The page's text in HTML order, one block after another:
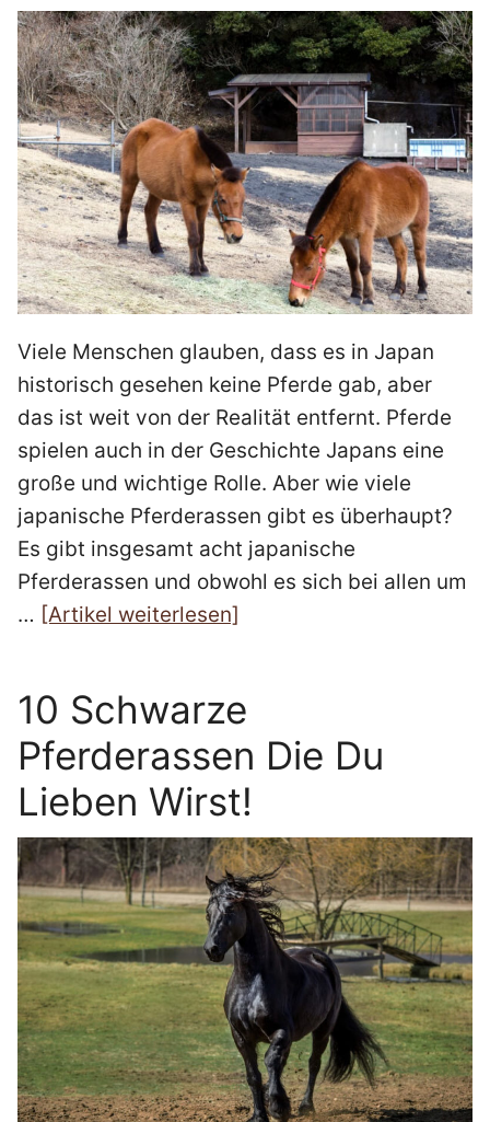
Viele Menschen glauben, dass es in Japan
historisch gesehen keine Pferde gab, aber
das ist weit von der Realität entfernt. Pferde
spielen auch in der Geschichte Japans eine
große und wichtige Rolle. Aber wie viele
japanische Pferderassen gibt es überhaupt?
Es gibt insgesamt acht japanische
Pferderassen und obwohl es sich bei allen um
… [Artikel weiterlesen]
10 Schwarze
Pferderassen Die Du
Lieben Wirst!